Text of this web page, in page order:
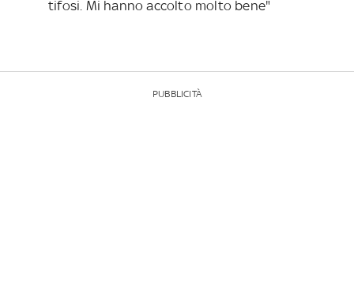
tifosi. Mi hanno accolto molto bene"
PUBBLICITÀ